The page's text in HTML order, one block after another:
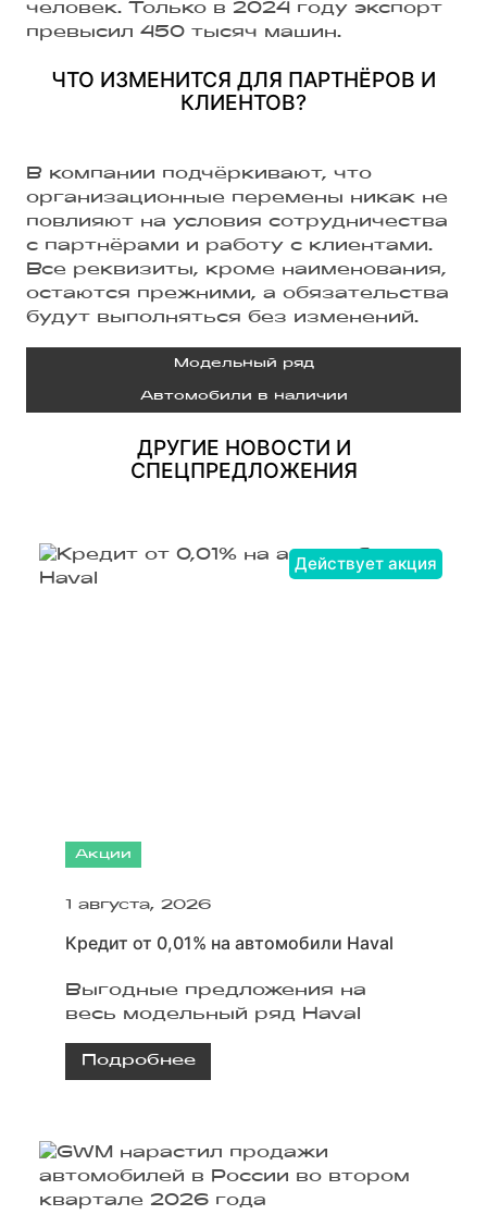
человек. Только в 2024 году экспорт
превысил 450 тысяч машин.
ЧТО ИЗМЕНИТСЯ ДЛЯ ПАРТНЁРОВ И
КЛИЕНТОВ?
В компании подчёркивают, что
организационные перемены никак не
повлияют на условия сотрудничества
с партнёрами и работу с клиентами.
Все реквизиты, кроме наименования,
остаются прежними, а обязательства
будут выполняться без изменений.
Модельный ряд
Автомобили в наличии
ДРУГИЕ НОВОСТИ И
СПЕЦПРЕДЛОЖЕНИЯ
Действует акция
Акции
1 августа, 2026
Кредит от 0,01% на автомобили Haval
Выгодные предложения на
весь модельный ряд Haval
Подробнее